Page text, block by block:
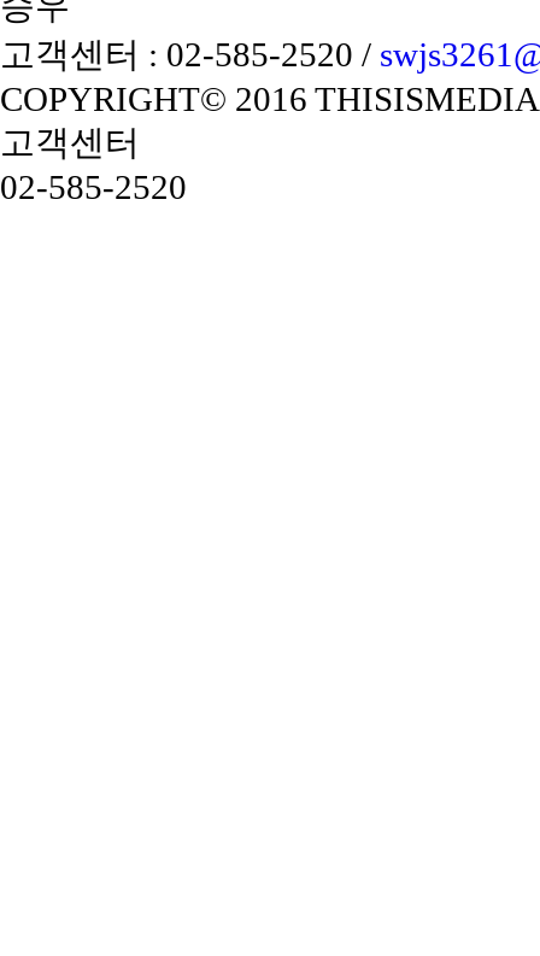
고객센터 : 02-585-2520 /
COPYRIGHT© 2016
고객센터
02-585-2520